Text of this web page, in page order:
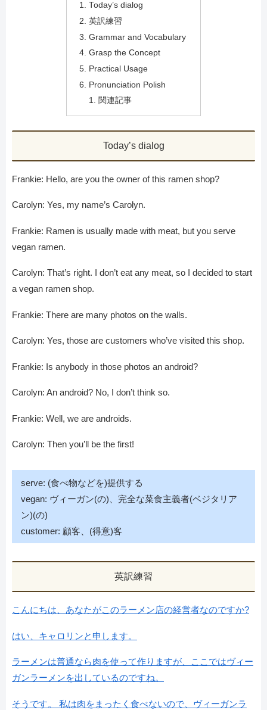
Today’s dialog
英訳練習
Grammar and Vocabulary
Grasp the Concept
Practical Usage
Pronunciation Polish
関連記事
Today’s dialog
Frankie: Hello, are you the owner of this ramen shop?
Carolyn: Yes, my name’s Carolyn.
Frankie: Ramen is usually made with meat, but you serve
vegan ramen.
Carolyn: That’s right. I don’t eat any meat, so I decided to start
a vegan ramen shop.
Frankie: There are many photos on the walls.
Carolyn: Yes, those are customers who’ve visited this shop.
Frankie: Is anybody in those photos an android?
Carolyn: An android? No, I don’t think so.
Frankie: Well, we are androids.
Carolyn: Then you’ll be the first!
serve: (食べ物などを)提供する
vegan: ヴィーガン(の)、完全な菜食主義者(ベジタリア
ン)(の)
customer: 顧客、(得意)客
英訳練習
こんにちは、あなたがこのラーメン店の経営者なのですか?
はい、キャロリンと申します。
ラーメンは普通なら肉を使って作りますが、ここではヴィー
ガンラーメンを出しているのですね。
そうです。 私は肉をまったく食べないので、ヴィーガンラ